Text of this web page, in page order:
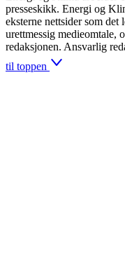
presseskikk. Energi og
eksterne nettsider som det
urettmessig medieomtale,
redaksjonen. Ansvarlig
til toppen